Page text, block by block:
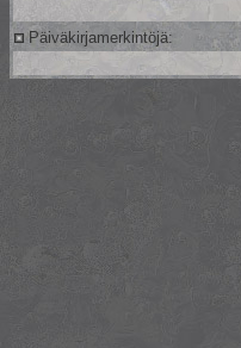
Päiväkirjamerkintöjä: